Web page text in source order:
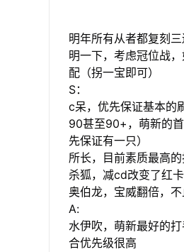
明年所有从者都复刻
明一下，考虑冠位战
配（拐一宝即可）
S：
c呆，优先保证基本的
90甚至90+，萌新的
先保证有一只）
所长，目前素质最高
杀狐，减cd改变了红
奥伯龙，宝威翻倍，
A:
水伊吹，萌新最好的
合优先级很高